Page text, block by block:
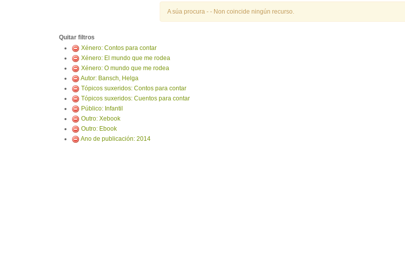
A súa procura - - Non coincide ningún recurso.
Quitar filtros
Xénero: Contos para contar
Xénero: El mundo que me rodea
Xénero: O mundo que me rodea
Autor: Bansch, Helga
Tópicos suxeridos: Contos para contar
Tópicos suxeridos: Cuentos para contar
Público: Infantil
Outro: Xebook
Outro: Ebook
Ano de publicación: 2014